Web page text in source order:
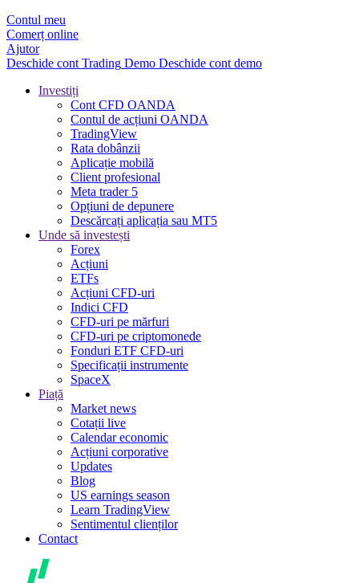
Contul meu
Comerț online
Ajutor
Deschide cont Trading Demo Deschide cont demo
Investiți
Cont CFD OANDA
Contul de acțiuni OANDA
TradingView
Rata dobânzii
Aplicație mobilă
Client profesional
Meta trader 5
Opțiuni de depunere
Descărcați aplicația sau MT5
Unde să investești
Forex
Acțiuni
ETFs
Acțiuni CFD-uri
Indici CFD
CFD-uri pe mărfuri
CFD-uri pe criptomonede
Fonduri ETF CFD-uri
Specificații instrumente
SpaceX
Piață
Market news
Cotații live
Calendar economic
Acțiuni corporative
Updates
Blog
US earnings season
Learn TradingView
Sentimentul clienților
Contact